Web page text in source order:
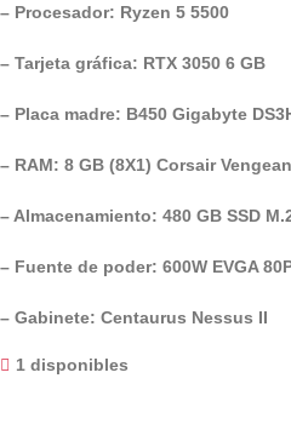
– Procesador: Ryzen 5 5500
– Tarjeta gráfica: RTX 3050 6 GB
– Placa madre: B450 Gigabyte
– RAM: 8 GB (8X1) Corsair
– Almacenamiento: 480 GB SSD
– Fuente de poder: 600W EVGA
– Gabinete: Centaurus Nessus II
1 disponibles